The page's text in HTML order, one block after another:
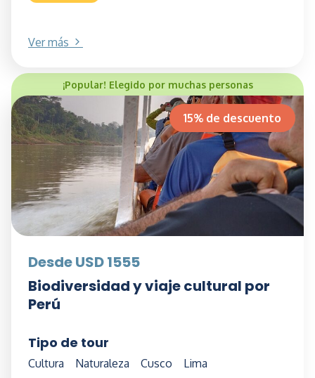
Ver más
¡Popular! Elegido por muchas personas
15% de descuento
Desde USD 1555
Biodiversidad y viaje cultural por
Perú
Tipo de tour
Cultura Naturaleza Cusco
Lima